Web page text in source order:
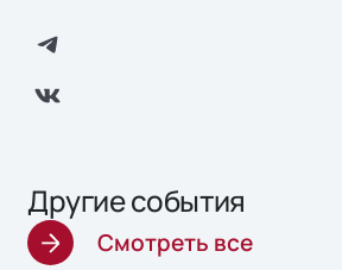
Другие события
Смотреть все